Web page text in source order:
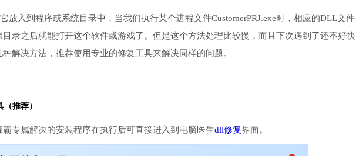
放入到程序或系统目录中，当我们执行某个进程文件CustomerPRJ.exe时，相应的DLL文件
录之后就能打开这个软件或游戏了。但是这个方法处理比较慢，而且下次遇到了还不好快
解决方法，推荐使用专业的修复工具来解决同样的问题。
推荐）
专属解决的安装程序在执行后可直接进入到电脑医生dll修复界面。